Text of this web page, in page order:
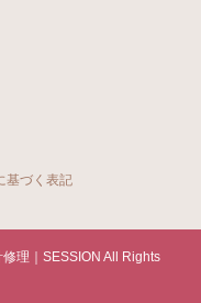
基づく表記
理｜SESSION All Rights